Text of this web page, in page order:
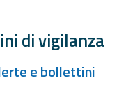
di vigilanza
e bollettini